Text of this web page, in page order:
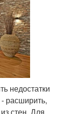
недостатки
расширить,